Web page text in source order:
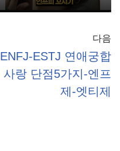
다음
ENFJ-ESTJ 연애궁합
사랑 단점5가지-엔프
제-엣티제